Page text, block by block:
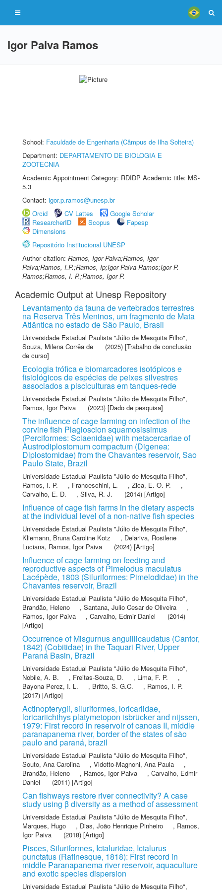
Igor Paiva Ramos
School: Faculdade de Engenharia (Câmpus de Ilha Solteira)
Department: DEPARTAMENTO DE BIOLOGIA E
ZOOTECNIA
Academic Appointment Category: RDIDP Academic title: MS-
5.3
Contact: igor.p.ramos@unesp.br
Orcid
CV Lattes
Google Scholar
ResearcherID
Scopus
Fapesp
Dimensions
Repositório Institucional UNESP
Author citation: Ramos, Igor Paiva;Ramos, Igor
Paiva;Ramos, I.P.;Ramos, Ip;Igor Paiva Ramos;Igor P.
Ramos;Ramos, I. P.;Ramos, Igor P.
Academic Output at Unesp Repository
Levantamento da fauna de vertebrados terrestres
na Reserva Três Meninos, um fragmento de Mata
Atlântica no estado de São Paulo, Brasil
Universidade Estadual Paulista "Júlio de Mesquita Filho",
Souza, Milena Corrêa de
(2025) [Trabalho de conclusão
de curso]
Ecologia trófica e biomarcadores isotópicos e
fisiológicos de espécies de peixes silvestres
associados a pisciculturas em tanques-rede
Universidade Estadual Paulista "Júlio de Mesquita Filho",
Ramos, Igor Paiva
(2023) [Dado de pesquisa]
The influence of cage farming on infection of the
corvine fish Plagioscion squamosissimus
(Perciformes: Sciaenidae) with metacercariae of
Austrodiplostomum compactum (Digenea:
Diplostomidae) from the Chavantes reservoir, Sao
Paulo State, Brazil
Universidade Estadual Paulista "Júlio de Mesquita Filho",
Ramos, I. P.
, Franceschini, L. , Zica, E. O. P.
,
Carvalho, E. D.
, Silva, R. J. (2014) [Artigo]
Influence of cage fish farms in the dietary aspects
at the individual level of a non-native fish species
Universidade Estadual Paulista "Júlio de Mesquita Filho",
Kliemann, Bruna Caroline Kotz
, Delariva, Rosilene
Luciana, Ramos, Igor Paiva (2024) [Artigo]
Influence of cage farming on feeding and
reproductive aspects of Pimelodus maculatus
Lacépède, 1803 (Siluriformes: Pimelodidae) in the
Chavantes reservoir, Brazil
Universidade Estadual Paulista "Júlio de Mesquita Filho",
Brandão, Heleno
, Santana, Julio Cesar de Oliveira
,
Ramos, Igor Paiva
, Carvalho, Edmir Daniel
(2014)
[Artigo]
Occurrence of Misgurnus anguillicaudatus (Cantor,
1842) (Cobitidae) in the Taquari River, Upper
Paraná Basin, Brazil
Universidade Estadual Paulista "Júlio de Mesquita Filho",
Nobile, A. B.
, Freitas-Souza, D. , Lima, F. P.
,
Bayona Perez, I. L.
, Britto, S. G.C. , Ramos, I. P.
(2017) [Artigo]
Actinopterygii, siluriformes, loricariidae,
loricariichthys platymetopon isbrücker and nijssen,
1979: First record in reservoir of canoas II, middle
paranapanema river, border of the states of são
paulo and paraná, brazil
Universidade Estadual Paulista "Júlio de Mesquita Filho",
Souto, Ana Carolina
, Vidotto-Magnoni, Ana Paula
,
Brandão, Heleno
, Ramos, Igor Paiva , Carvalho, Edmir
Daniel
(2011) [Artigo]
Can fishways restore river connectivity? A case
study using β diversity as a method of assessment
Universidade Estadual Paulista "Júlio de Mesquita Filho",
Marques, Hugo
, Dias, João Henrique Pinheiro , Ramos,
Igor Paiva
(2018) [Artigo]
Pisces, Siluriformes, Ictaluridae, Ictalurus
punctatus (Rafinesque, 1818): First record in
middle Paranapanema river reservoir, aquaculture
and exotic species dispersion
Universidade Estadual Paulista "Júlio de Mesquita Filho",